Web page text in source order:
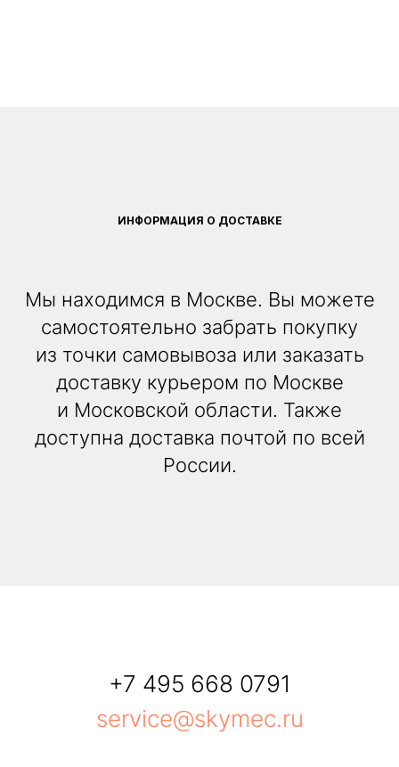
ИНФОРМАЦИЯ О ДОСТАВКЕ
Мы находимся в Москве. Вы можете
самостоятельно забрать покупку
из точки самовывоза или заказать
доставку курьером по Москве
и Московской области. Также
доступна доставка почтой по всей
России.
+7 495 668 0791
service@skymec.ru